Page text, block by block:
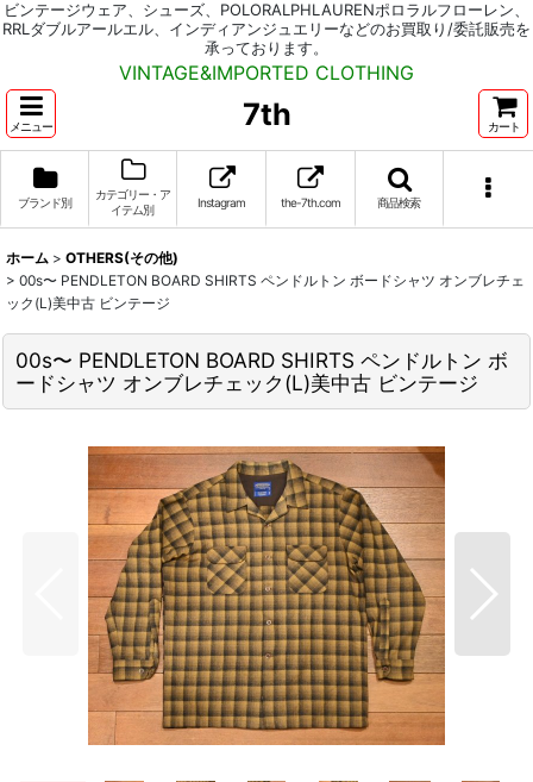
ビンテージウェア、シューズ、POLORALPHLAURENポロラルフローレン、
RRLダブルアールエル、インディアンジュエリーなどのお買取り/委託販売を
承っております。
VINTAGE&IMPORTED CLOTHING
メニュー 7th カート
ブランド別
カテゴリー・ア
イテム別
Instagram the-7th.com 商品検索
ホーム > OTHERS(その他)
> 00s〜 PENDLETON BOARD SHIRTS ペンドルトン ボードシャツ オンブレチェ
ック(L)美中古 ビンテージ
00s〜 PENDLETON BOARD SHIRTS ペンドルトン ボ
ードシャツ オンブレチェック(L)美中古 ビンテージ